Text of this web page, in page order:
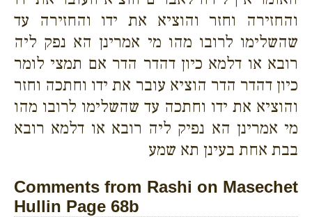
והחזירה וחזר והוציא את ידו והחזירה עד
שהשלימו לרובו מהו מי אמרינן הא נפק ליה
רובא או דלמא כיון דהדר הדר אם תמצי לומר
כיון דהדר הדר הוציא עובר את ידו וחתכה וחזר
והוציא את ידו וחתכה עד שהשלימו לרובו מהו
מי אמרינן הא נפיק ליה רובא או דלמא רובא
בבת אחת בעינן תא שמע
Comments from Rashi on Masechet
Hullin Page 68b